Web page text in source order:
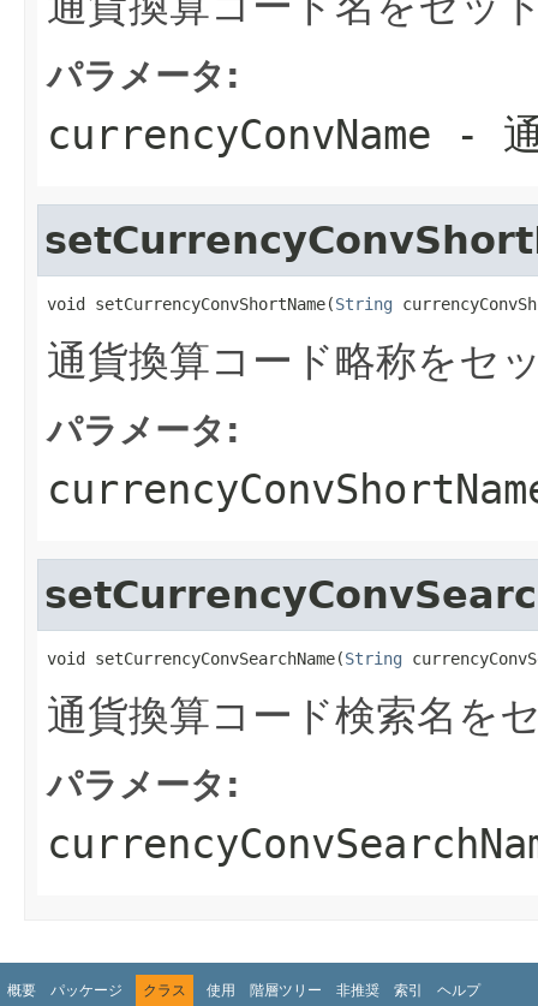
パラメータ:
currencyConvName - 通
void setCurrencyConvShortName(String
通貨換算コード略称をセ
パラメータ:
void setCurrencyConvSearchName(String
通貨換算コード検索名を
パラメータ:
概要 パッケージ クラス 使用 階層ツリー 非推奨 索引 ヘルプ